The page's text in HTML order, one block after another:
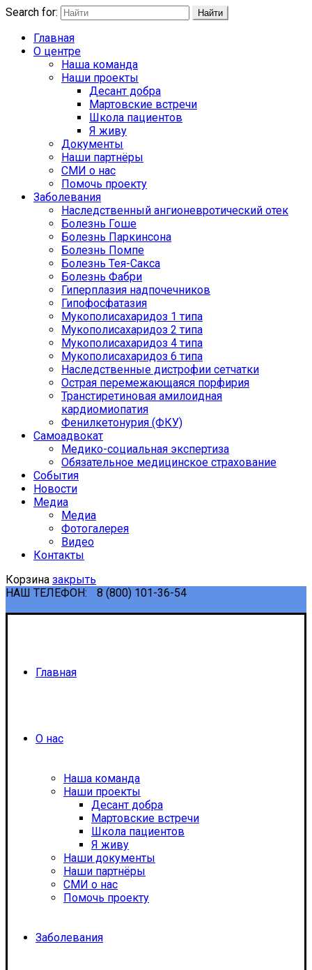
Search for: Найти
Главная
О центре
Наша команда
Наши проекты
Десант добра
Мартовские встречи
Школа пациентов
Я живу
Документы
Наши партнёры
СМИ о нас
Помочь проекту
Заболевания
Наследственный ангионевротический отек
Болезнь Гоше
Болезнь Паркинсона
Болезнь Помпе
Болезнь Тея-Сакса
Болезнь Фабри
Гиперплазия надпочечников
Гипофосфатазия
Мукополисахаридоз 1 типа
Мукополисахаридоз 2 типа
Мукополисахаридоз 4 типа
Мукополисахаридоз 6 типа
Наследственные дистрофии сетчатки
Острая перемежающаяся порфирия
Транстиретиновая амилоидная
кардиомиопатия
Фенилкетонурия (ФКУ)
Самоадвокат
Медико-социальная экспертиза
Обязательное медицинское страхование
События
Новости
Медиа
Медиа
Фотогалерея
Видео
Контакты
Корзина закрыть
НАШ ТЕЛЕФОН:
8 (800) 101-36-54
Главная
О нас
Наша команда
Наши проекты
Десант добра
Мартовские встречи
Школа пациентов
Я живу
Наши документы
Наши партнёры
СМИ о нас
Помочь проекту
Заболевания